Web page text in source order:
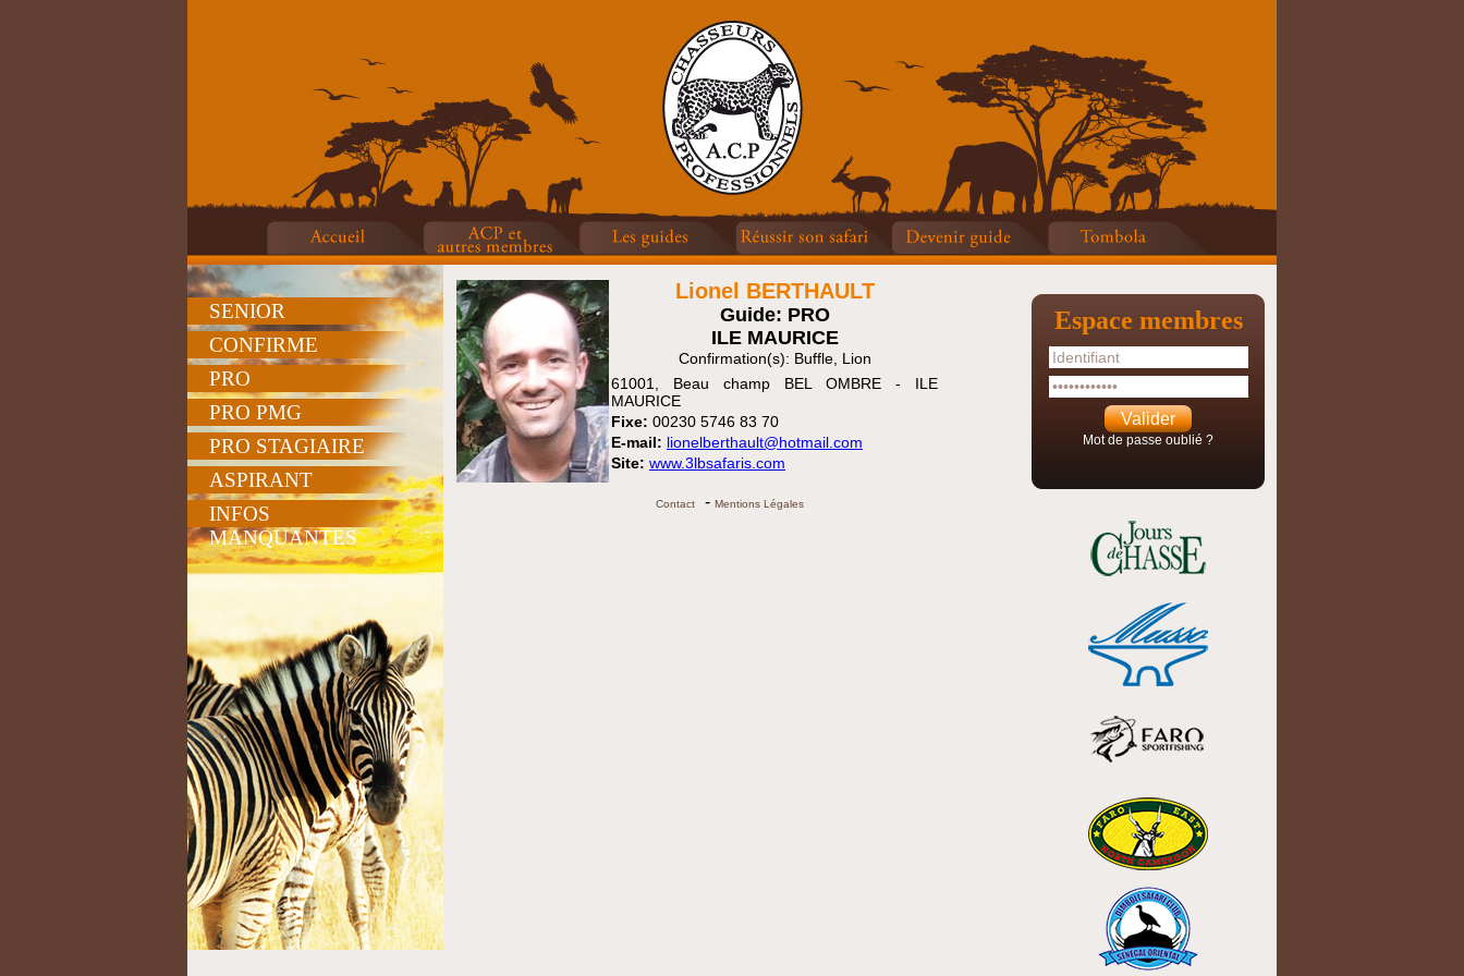
SENIOR
CONFIRME
PRO
PRO PMG
PRO STAGIAIRE
ASPIRANT
INFOS
MANQUANTES
Lionel BERTHAULT
Guide: PRO
ILE MAURICE
Confirmation(s): Buffle, Lion
61001, Beau champ BEL OMBRE - ILE
MAURICE
Fixe: 00230 5746 83 70
E-mail: lionelberthault@hotmail.com
Site: www.3lbsafaris.com
Contact - Mentions Légales
Espace membres
Mot de passe oublié ?